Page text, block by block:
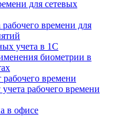
для сетевых
времени для
учета в 1С
биометрии в
времени
учета рабочего времени
в офисе